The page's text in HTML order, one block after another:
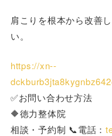
肩こりを根本から改善
い。
https://xn--
✅お問い合わせ方法
🔶徳力整体院
相談・予約制 📞電話：